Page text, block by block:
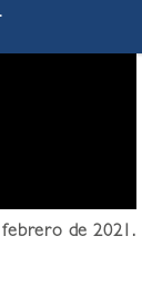
de 2021.
.